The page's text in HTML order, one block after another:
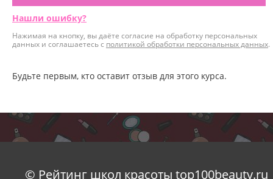
Нашли ошибку?
Нажимая на кнопку, вы даёте согласие на обработку персональных
данных и соглашаетесь с политикой обработки персональных данных.
Будьте первым, кто оставит отзыв для этого курса.
© Рейтинг школ красоты top100beauty.ru